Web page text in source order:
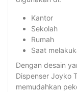
Kantor
Sekolah
Rumah
Saat
Dengan desain
Dispenser Joyko
memudahkan